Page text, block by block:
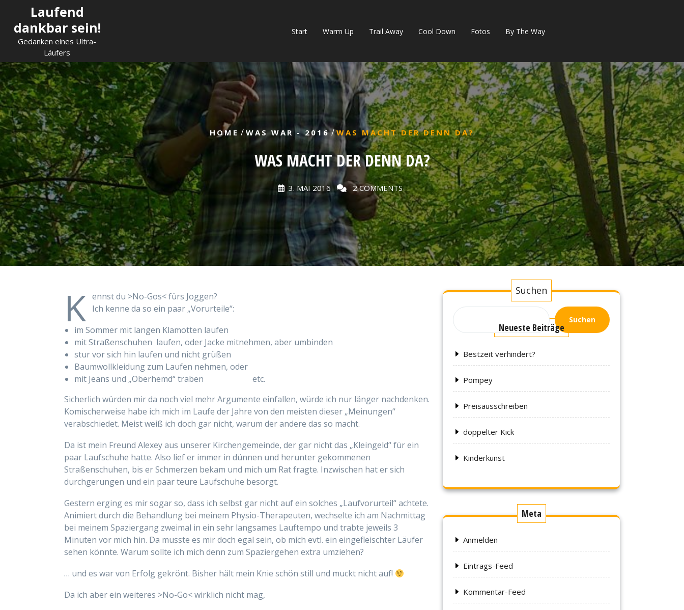
content
Laufend
dankbar sein!
Gedanken eines Ultra-
Läufers
Start Warm Up Trail Away Cool Down Fotos By The Way
HOME / WAS WAR - 2016/WAS MACHT DER DENN DA?
WAS MACHT DER DENN DA?
3. MAI 2016 2 COMMENTS
K ennst du >No-Gos< fürs Joggen?
Ich kenne da so ein paar „Vorurteile“:
im Sommer mit langen Klamotten laufen
mit Straßenschuhen laufen, oder Jacke mitnehmen, aber umbinden
stur vor sich hin laufen und nicht grüßen
Baumwollkleidung zum Laufen nehmen, oder
mit Jeans und „Oberhemd“ traben etc.
Sicherlich würden mir da noch viel mehr Argumente einfallen, würde ich nur länger nachdenken.
Komischerweise habe ich mich im Laufe der Jahre von den meisten dieser „Meinungen“
verabschiedet. Meist weiß ich doch gar nicht, warum der andere das so macht.
Da ist mein Freund Alexey aus unserer Kirchengemeinde, der gar nicht das „Kleingeld“ für ein
paar Laufschuhe hatte. Also lief er immer in dünnen und herunter gekommenen
Straßenschuhen, bis er Schmerzen bekam und mich um Rat fragte. Inzwischen hat er sich
durchgerungen und ein paar teure Laufschuhe besorgt.
Gestern erging es mir sogar so, dass ich selbst gar nicht auf ein solches „Laufvorurteil“ achtete.
Animiert durch die Behandlung bei meinem Physio-Therapeuten, wechselte ich am Nachmittag
bei meinem Spaziergang zweimal in ein sehr langsames Lauftempo und trabte jeweils 3
Minuten vor mich hin. Da musste es mir doch egal sein, ob mich evtl. ein eingefleischter Läufer
sehen könnte. Warum sollte ich mich denn zum Spaziergehen extra umziehen?
… und es war von Erfolg gekrönt. Bisher hält mein Knie schön still und muckt nicht auf!
Da ich aber ein weiteres >No-Go< wirklich nicht mag,
Suchen
Suchen
Neueste Beiträge
Bestzeit verhindert?
Pompey
Preisausschreiben
doppelter Kick
Kinderkunst
Meta
Anmelden
Eintrags-Feed
Kommentar-Feed